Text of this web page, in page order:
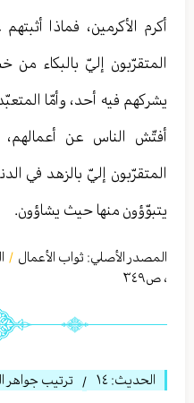
أكرم الأكرمين، فماذا
المتقرّبون إليّ بالبكاء من
يشركهم فيه أحد، وأمّا
أفتّش الناس عن أعمالهم،
المتقرّبون إليّ بالزهد في
يتبوّؤون منها حيث يشاؤون.
المصدر الأصلي: ثواب الأعمال /
، ص٣٤٩
الحديث: ١٤ / ترتيب جواهر